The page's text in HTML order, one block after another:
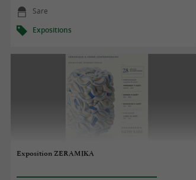
Sare
Expositions
Exposition ZERAMIKA